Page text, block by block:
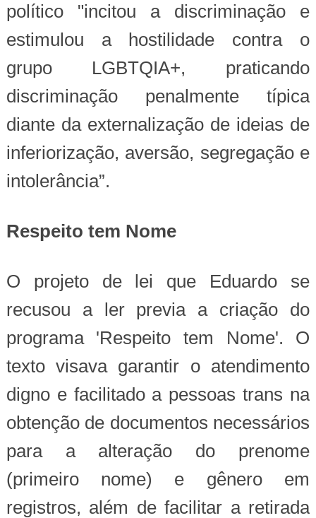
político "incitou a discriminação e
estimulou a hostilidade contra o
grupo LGBTQIA+, praticando
discriminação penalmente típica
diante da externalização de ideias de
inferiorização, aversão, segregação e
intolerância”.
Respeito tem Nome
O projeto de lei que Eduardo se
recusou a ler previa a criação do
programa 'Respeito tem Nome'. O
texto visava garantir o atendimento
digno e facilitado a pessoas trans na
obtenção de documentos necessários
para a alteração do prenome
(primeiro nome) e gênero em
registros, além de facilitar a retirada